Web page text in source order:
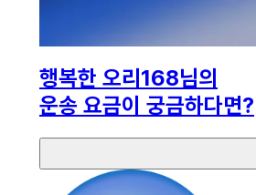
행복한 오리168님의
운송 요금이 궁금하다면?